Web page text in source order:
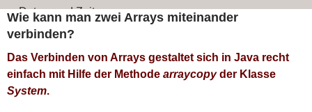
Datum und Zeit
Design Patterns
Wie kann man zwei Arrays miteinander
verbinden?
Das Verbinden von Arrays gestaltet sich in Java recht
einfach mit Hilfe der Methode arraycopyder Klasse
System.